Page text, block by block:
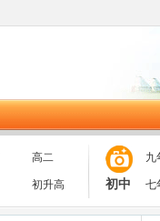
高二
初升高 初中
九
七